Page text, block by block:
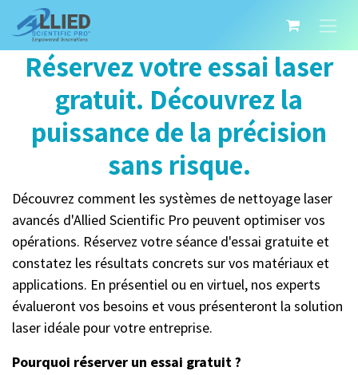
Réservez votre essai laser
gratuit. Découvrez la
puissance de la précision
sans risque.
Découvrez comment les systèmes de nettoyage laser
avancés d'Allied Scientific Pro peuvent optimiser vos
opérations. Réservez votre séance d'essai gratuite et
constatez les résultats concrets sur vos matériaux et
applications. En présentiel ou en virtuel, nos experts
évalueront vos besoins et vous présenteront la solution
laser idéale pour votre entreprise.
Pourquoi réserver un essai gratuit ?